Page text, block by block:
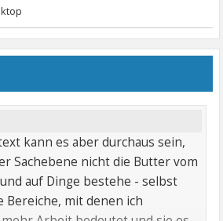
kann es aber durchaus sein,
Sachebene nicht die Butter vom
auf Dinge bestehe - selbst
Bereiche, mit denen ich